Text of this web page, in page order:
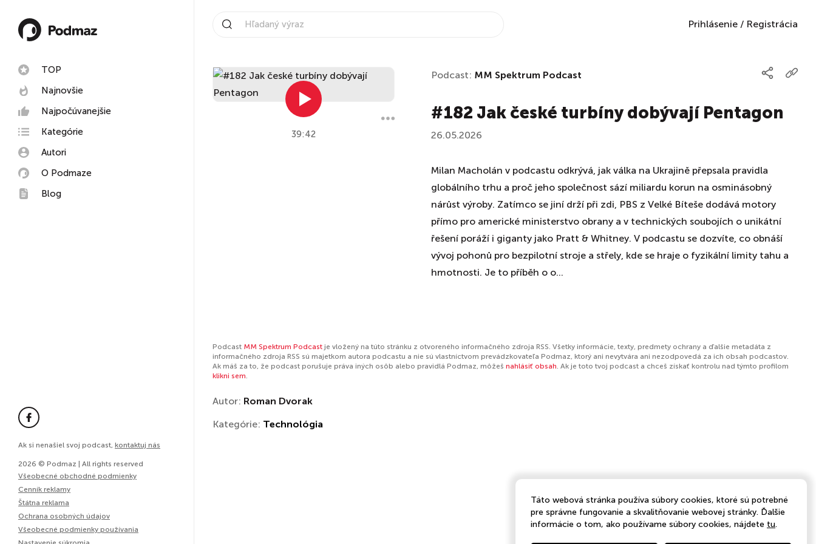
TOP
Najnovšie
Najpočúvanejšie
Kategórie
Autori
O Podmaze
Blog
Ak si nenašiel svoj podcast, kontaktuj nás
2026 © Podmaz | All rights reserved
Všeobecné obchodné podmienky
Cenník reklamy
Štátna reklama
Ochrana osobných údajov
Všeobecné podmienky používania
Prihlásenie / Registrácia
39:42
Podcast: MM Spektrum Podcast
#182 Jak české turbíny dobývají Pentagon
26.05.2026
Milan Macholán v podcastu odkrývá, jak válka na Ukrajině přepsala pravidla
globálního trhu a proč jeho společnost sází miliardu korun na osminásobný
nárůst výroby. Zatímco se jiní drží při zdi, PBS z Velké Bíteše dodává motory
přímo pro americké ministerstvo obrany a v technických soubojích o unikátní
řešení poráží i giganty jako Pratt & Whitney. V podcastu se dozvíte, co obnáší
vývoj pohonů pro bezpilotní stroje a střely, kde se hraje o fyzikální limity tahu a
hmotnosti. Je to příběh o o...
Podcast MM Spektrum Podcast je vložený na túto stránku z otvoreného informačného zdroja RSS. Všetky informácie, texty, predmety ochrany a ďalšie metadáta z
informačného zdroja RSS sú majetkom autora podcastu a nie sú vlastníctvom prevádzkovateľa Podmaz, ktorý ani nevytvára ani nezodpovedá za ich obsah podcastov.
Ak máš za to, že podcast porušuje práva iných osôb alebo pravidlá Podmaz, môžeš nahlásiť obsah. Ak je toto tvoj podcast a chceš získať kontrolu nad týmto profilom
klikni sem.
Autor: Roman Dvorak
Kategórie: Technológia
Táto webová stránka používa súbory cookies, ktoré sú potrebné
pre správne fungovanie a skvalitňovanie webovej stránky. Ďalšie
informácie o tom, ako používame súbory cookies, nájdete tu.